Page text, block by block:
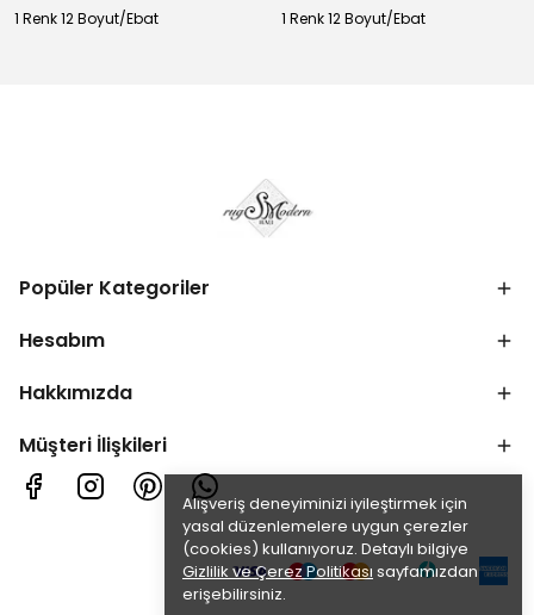
Alışveriş deneyiminizi iyileştirmek için
yasal düzenlemelere uygun çerezler
(cookies) kullanıyoruz. Detaylı bilgiye
Gizlilik ve Çerez Politikası sayfamızdan
erişebilirsiniz.
1 Renk 12 Boyut/Ebat 1 Renk 12 Boyut/Ebat
Popüler Kategoriler
Hesabım
Hakkımızda
Müşteri İlişkileri